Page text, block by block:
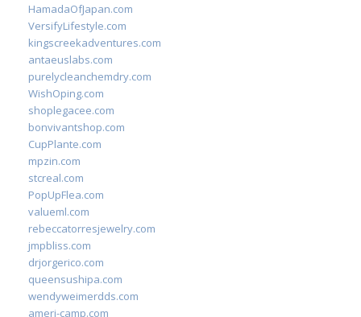
HamadaOfJapan.com
VersifyLifestyle.com
kingscreekadventures.com
antaeuslabs.com
purelycleanchemdry.com
WishOping.com
shoplegacee.com
bonvivantshop.com
CupPlante.com
mpzin.com
stcreal.com
PopUpFlea.com
valueml.com
rebeccatorresjewelry.com
jmpbliss.com
drjorgerico.com
queensushipa.com
wendyweimerdds.com
ameri-camp.com